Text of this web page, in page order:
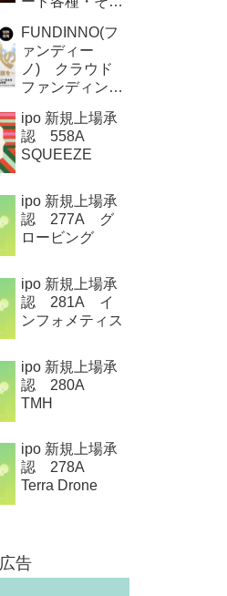
FUNDINNO(フ
ァンディー
ノ) クラウド
ファンディング
報 Qolo株式
会社
ipo 新規上場承
認 558A
SQUEEZE
ipo 新規上場承
認 277A グ
ロービング
ipo 新規上場承
認 281A イ
ンフォメティス
ipo 新規上場承
認 280A
TMH
ipo 新規上場承
認 278A
Terra Drone
広告